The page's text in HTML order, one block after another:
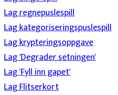
Lag regnepuslespill
Lag kategoriseringspuslespill
Lag krypteringsoppgave
Lag 'Degrader setningen'
Lag 'Fyll inn gapet'
Lag Flitserkort